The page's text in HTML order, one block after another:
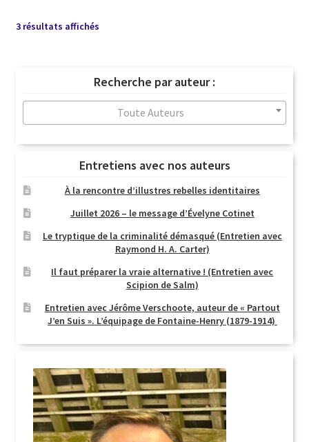
3 résultats affichésTrié
au
plus
ancien
Recherche par auteur :
Toute Auteurs
Entretiens avec nos auteurs
À la rencontre d’illustres rebelles identitaires
Juillet 2026 – le message d’Évelyne Cotinet
Le tryptique de la criminalité démasqué (Entretien avec
Raymond H. A. Carter)
Il faut préparer la vraie alternative ! (Entretien avec
Scipion de Salm)
Entretien avec Jérôme Verschoote, auteur de « Partout
J’en Suis ». L’équipage de Fontaine-Henry (1879-1914)